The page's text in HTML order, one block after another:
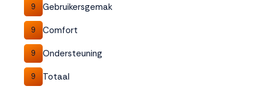
9 Gebruikersgemak
9 Comfort
9 Ondersteuning
9 Totaal